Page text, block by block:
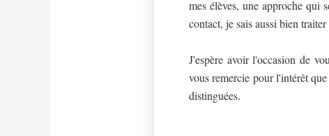
mes élèves, une approche qui
contact, je sais aussi bien
J'espère avoir l'occasion de
vous remercie pour l'intérêt
distinguées.